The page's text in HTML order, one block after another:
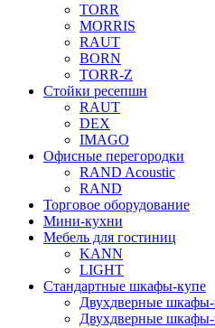
TORR
MORRIS
RAUT
BORN
TORR-Z
Стойки ресепшн
RAUT
DEX
IMAGO
Офисные перегородки
RAND Acoustic
RAND
Торговое оборудование
Мини-кухни
Мебель для гостиниц
KANN
LIGHT
Стандартные шкафы-купе
Двухдверные
Двухдверные